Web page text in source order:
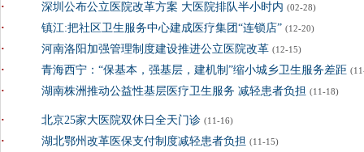
· 深圳公布公立医院改革方案 大医院排队半小时内 (02-28)
· 镇江:把社区卫生服务中心建成医疗集团“连锁店” (12-20)
· 河南洛阳加强管理制度建设推进公立医院改革 (12-15)
· 青海西宁：“保基本，强基层，建机制”缩小城乡卫生服务差距
· 湖南株洲推动公益性基层医疗卫生服务 减轻患者负担 (11-18)
· 北京25家大医院双休日全天门诊 (11-16)
· 湖北鄂州改革医保支付制度减轻患者负担 (11-15)